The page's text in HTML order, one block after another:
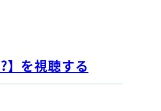
】を視聴する